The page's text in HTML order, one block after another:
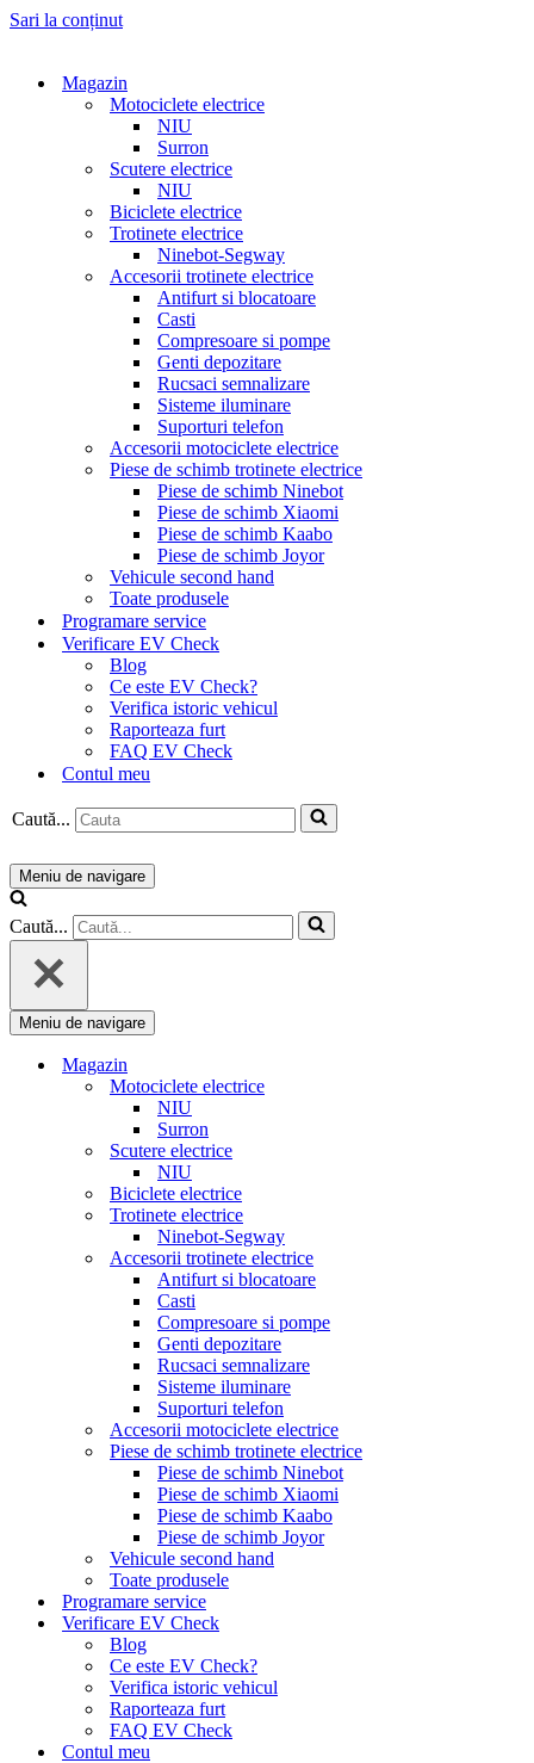
Sari la conținut
Magazin
Motociclete electrice
NIU
Surron
Scutere electrice
NIU
Biciclete electrice
Trotinete electrice
Ninebot-Segway
Accesorii trotinete electrice
Antifurt si blocatoare
Casti
Compresoare si pompe
Genti depozitare
Rucsaci semnalizare
Sisteme iluminare
Suporturi telefon
Accesorii motociclete electrice
Piese de schimb trotinete electrice
Piese de schimb Ninebot
Piese de schimb Xiaomi
Piese de schimb Kaabo
Piese de schimb Joyor
Vehicule second hand
Toate produsele
Programare service
Verificare EV Check
Blog
Ce este EV Check?
Verifica istoric vehicul
Raporteaza furt
FAQ EV Check
Contul meu
Caută...
Meniu de navigare
Caută...
Meniu de navigare
Magazin
Motociclete electrice
NIU
Surron
Scutere electrice
NIU
Biciclete electrice
Trotinete electrice
Ninebot-Segway
Accesorii trotinete electrice
Antifurt si blocatoare
Casti
Compresoare si pompe
Genti depozitare
Rucsaci semnalizare
Sisteme iluminare
Suporturi telefon
Accesorii motociclete electrice
Piese de schimb trotinete electrice
Piese de schimb Ninebot
Piese de schimb Xiaomi
Piese de schimb Kaabo
Piese de schimb Joyor
Vehicule second hand
Toate produsele
Programare service
Verificare EV Check
Blog
Ce este EV Check?
Verifica istoric vehicul
Raporteaza furt
FAQ EV Check
Contul meu